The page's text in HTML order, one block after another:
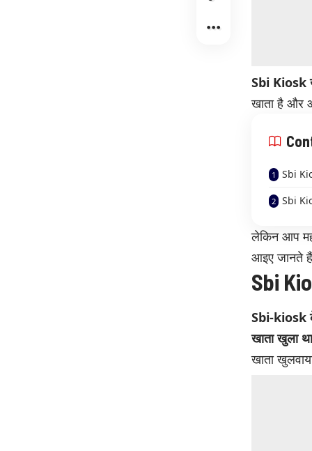
Sbi Kiosk
खाता है और
Sbi
Sbi
लेकिन आप
आइए जानते हैं
Sbi
Sbi-kiosk
खाता खुला था
खाता